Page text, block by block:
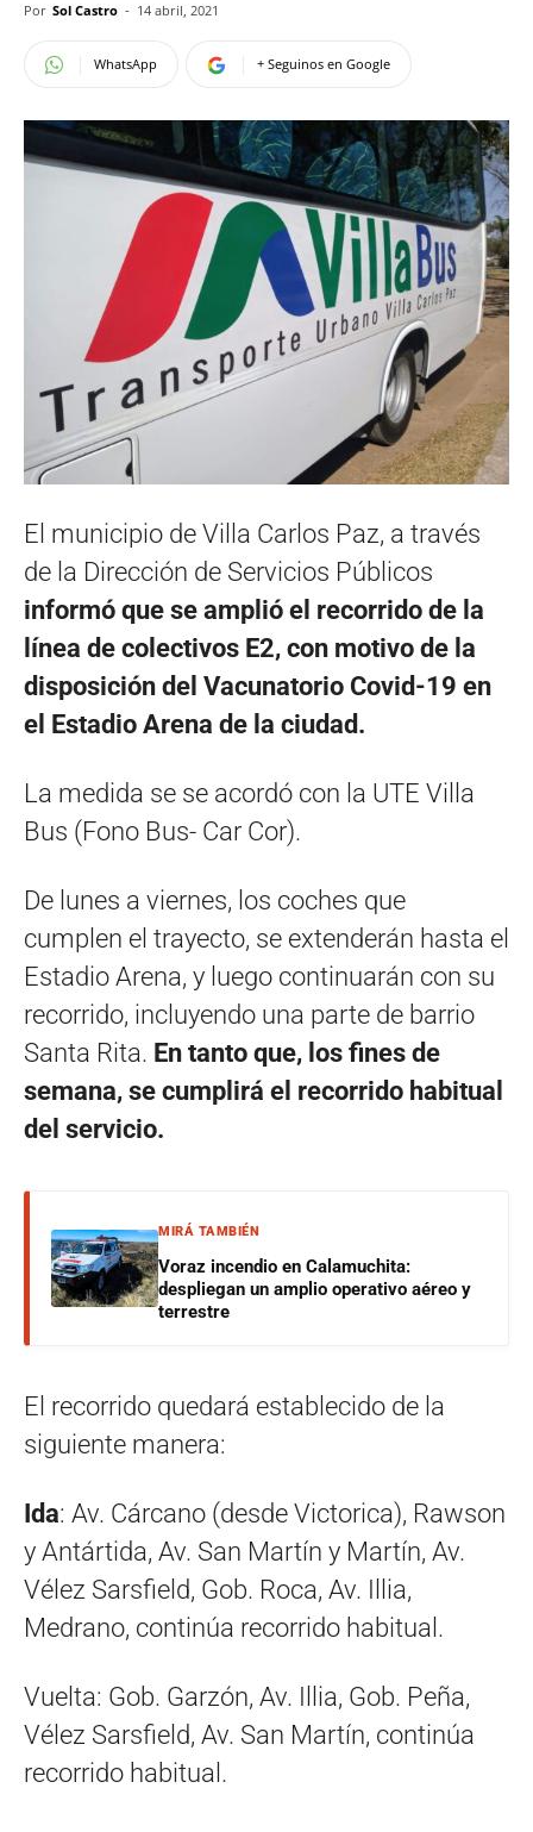
Por Sol Castro - 14 abril, 2021
WhatsApp + Seguinos en Google
El municipio de Villa Carlos Paz, a través
de la Dirección de Servicios Públicos
informó que se amplió el recorrido de la
línea de colectivos E2, con motivo de la
disposición del Vacunatorio Covid-19 en
el Estadio Arena de la ciudad.
La medida se se acordó con la UTE Villa
Bus (Fono Bus- Car Cor).
De lunes a viernes, los coches que
cumplen el trayecto, se extenderán hasta el
Estadio Arena, y luego continuarán con su
recorrido, incluyendo una parte de barrio
Santa Rita. En tanto que, los fines de
semana, se cumplirá el recorrido habitual
del servicio.
MIRÁ TAMBIÉN
Voraz incendio en Calamuchita:
despliegan un amplio operativo aéreo y
terrestre
El recorrido quedará establecido de la
siguiente manera:
Ida: Av. Cárcano (desde Victorica), Rawson
y Antártida, Av. San Martín y Martín, Av.
Vélez Sarsfield, Gob. Roca, Av. Illia,
Medrano, continúa recorrido habitual.
Vuelta: Gob. Garzón, Av. Illia, Gob. Peña,
Vélez Sarsfield, Av. San Martín, continúa
recorrido habitual.